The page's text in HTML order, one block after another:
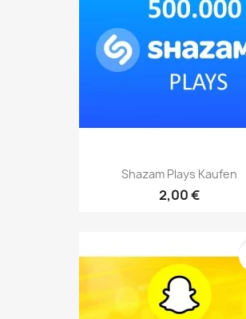
Shazam Plays Kaufen
2,00 €